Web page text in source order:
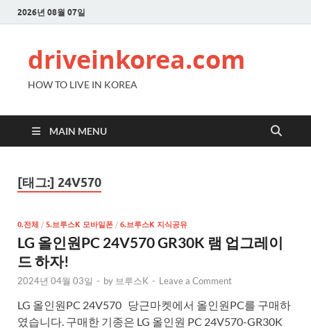
2026년 08월 07일
driveinkorea.com
HOW TO LIVE IN KOREA
MAIN MENU
[태그:] 24V570
0.전체 / 5.브루스K 모바일폰 / 6.브루스K 지식공유
LG 올인원PC 24V570 GR30K 램 업그레이
드 하자!
2024년 04월 03일 - by 브루스K - Leave a Comment
LG 올인원PC 24V570 당근마켓에서 올인원PC를 구매하
였습니다. 구매한 기종은 LG 올인원 PC 24V570-GR30K